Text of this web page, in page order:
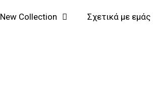
New Collection Σχετικά με εμάς